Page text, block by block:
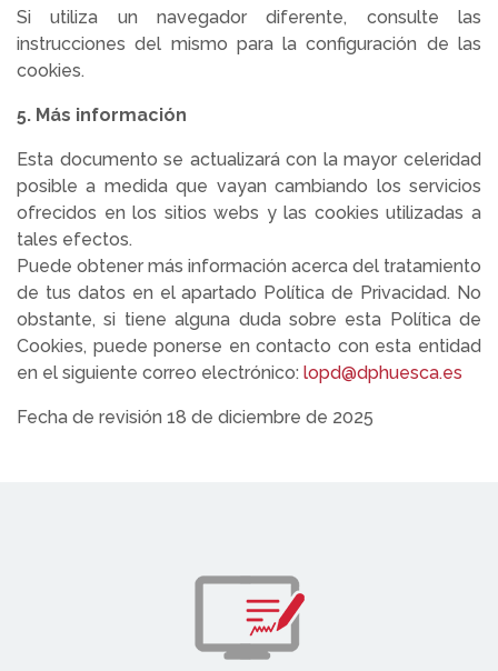
Si utiliza un navegador diferente, consulte las
instrucciones del mismo para la configuración de las
cookies.
5. Más información
Esta documento se actualizará con la mayor celeridad
posible a medida que vayan cambiando los servicios
ofrecidos en los sitios webs y las cookies utilizadas a
tales efectos.
Puede obtener más información acerca del tratamiento
de tus datos en el apartado Política de Privacidad. No
obstante, si tiene alguna duda sobre esta Política de
Cookies, puede ponerse en contacto con esta entidad
en el siguiente correo electrónico: lopd@dphuesca.es
Fecha de revisión 18 de diciembre de 2025